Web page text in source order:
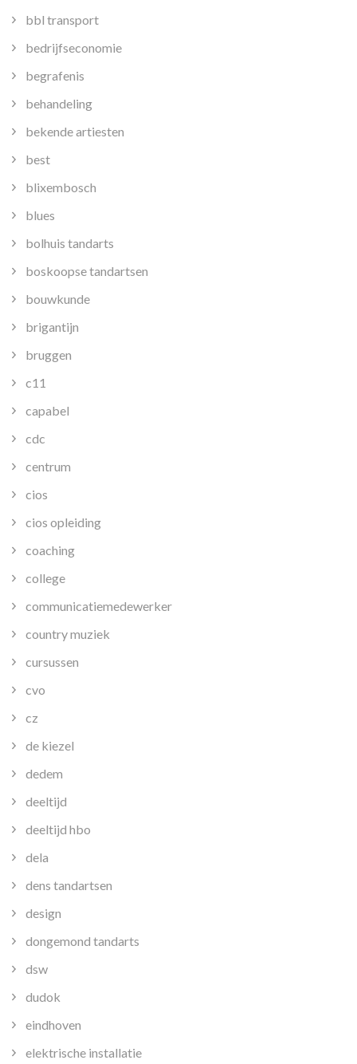
bbl transport
bedrijfseconomie
begrafenis
behandeling
bekende artiesten
best
blixembosch
blues
bolhuis tandarts
boskoopse tandartsen
bouwkunde
brigantijn
bruggen
c11
capabel
cdc
centrum
cios
cios opleiding
coaching
college
communicatiemedewerker
country muziek
cursussen
cvo
cz
de kiezel
dedem
deeltijd
deeltijd hbo
dela
dens tandartsen
design
dongemond tandarts
dsw
dudok
eindhoven
elektrische installatie